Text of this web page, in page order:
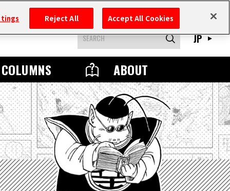
COLUMNS ABOUT
JP
Reject All Accept All Cookies